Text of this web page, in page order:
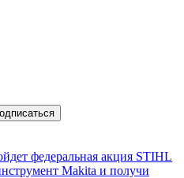
федеральная акция STIHL
Makita и получи